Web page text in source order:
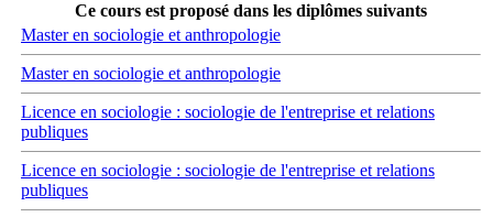
Ce cours est proposé dans les diplômes suivants
Master en sociologie et anthropologie
Master en sociologie et anthropologie
Licence en sociologie : sociologie de l'entreprise et relations
publiques
Licence en sociologie : sociologie de l'entreprise et relations
publiques